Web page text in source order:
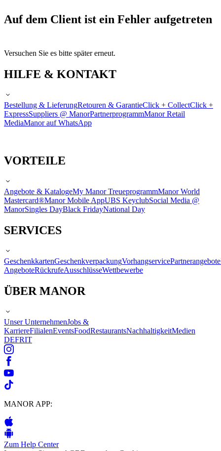
Auf dem Client ist ein Fehler aufgetreten
Versuchen Sie es bitte später erneut.
HILFE & KONTAKT
Bestellung & LieferungRetouren & GarantieClick + CollectClick +
ExpressSuppliers @ ManorPartnerprogrammManor Retail
MediaManor auf WhatsApp
VORTEILE
Angebote & KatalogeMy Manor TreueprogrammManor World
Mastercard®Manor Mobile AppUBS KeyclubSocial Media @
ManorSingles DayBlack FridayNational Day
SERVICES
GeschenkkartenGeschenkverpackungVorhangservicePartnerangebote
AngeboteRückrufeAusschlüsseWettbewerbe
ÜBER MANOR
Unser UnternehmenJobs &
KarriereFilialenEventsFoodRestaurantsNachhaltigkeitMedien
DEFRIT
MANOR APP:
Zum Help Center